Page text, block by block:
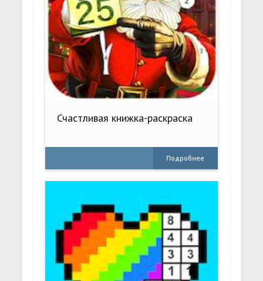
Счастливая книжка-раскраска
Подробнее